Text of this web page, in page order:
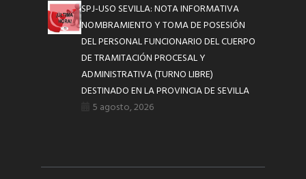
SPJ-USO SEVILLA: NOTA INFORMATIVA
NOMBRAMIENTO Y TOMA DE POSESIÓN
DEL PERSONAL FUNCIONARIO DEL CUERPO
DE TRAMITACIÓN PROCESAL Y
ADMINISTRATIVA (TURNO LIBRE)
DESTINADO EN LA PROVINCIA DE SEVILLA
5 agosto, 2026